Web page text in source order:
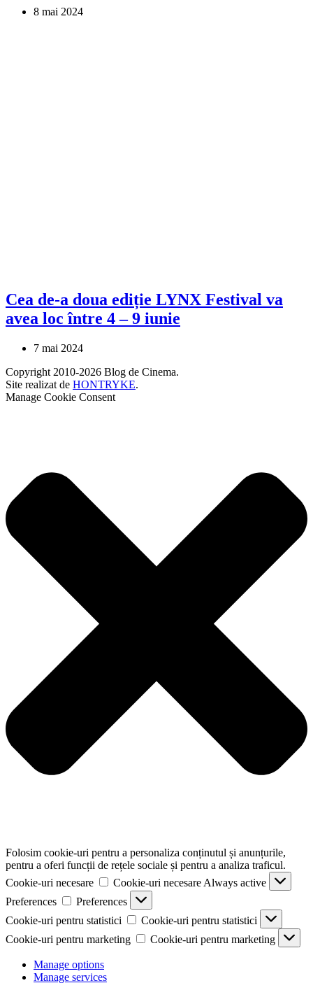
8 mai 2024
Cea de-a doua ediție LYNX Festival va
avea loc între 4 – 9 iunie
7 mai 2024
Copyright 2010-2026 Blog de Cinema.
Site realizat de HONTRYKE.
Manage Cookie Consent
Folosim cookie-uri pentru a personaliza conținutul și anunțurile,
pentru a oferi funcții de rețele sociale și pentru a analiza traficul.
Cookie-uri necesare
Cookie-uri necesare Always active
Preferences
Preferences
Cookie-uri pentru statistici
Cookie-uri pentru statistici
Cookie-uri pentru marketing
Cookie-uri pentru marketing
Manage options
Manage services